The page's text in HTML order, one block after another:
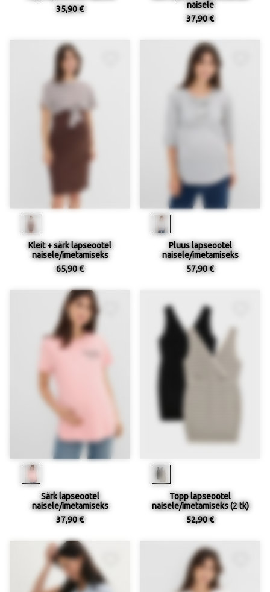
35,90 €
naisele
37,90 €
Kleit + särk lapseootel
naisele/imetamiseks
65,90 €
Pluus lapseootel
naisele/imetamiseks
57,90 €
Särk lapseootel
naisele/imetamiseks
37,90 €
Topp lapseootel
naisele/imetamiseks (2 tk)
52,90 €